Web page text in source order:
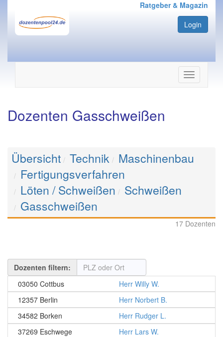
Ratgeber & Magazin
Login
Navigation
ein-/
Dozenten Gasschweißen
Übersicht Technik Maschinenbau
Fertigungsverfahren
Löten / Schweißen
Schweißen
Gasschweißen
17 Dozenten
Dozenten filtern:
03050 Cottbus
Herr Willy W.
12357 Berlin
Herr Norbert B.
34582 Borken
Herr Rudger L.
37269 Eschwege
Herr Lars W.